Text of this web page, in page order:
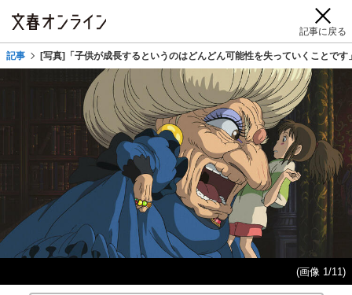
記事に戻る
記事 [写真]「子供が成長するというのはどんどん可能性を失っていくことで
(画像 1/11)